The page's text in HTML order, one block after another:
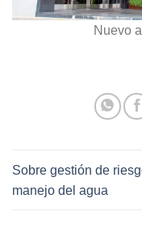
Nuevo
Sobre gestión de
manejo del agua